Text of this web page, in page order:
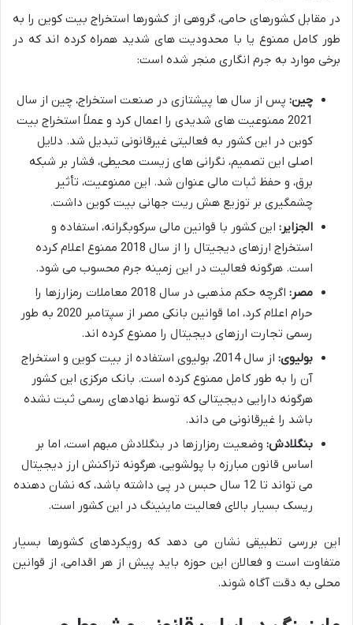
در مقابل کشورهای حامی، گروهی از کشورها استخراج بیت کوین را به
طور کامل ممنوع یا با محدودیت های شدید همراه کرده اند که در
برخی موارد به جرم انگاری منجر شده است:
چین: پس از سال ها پیشتازی در صنعت استخراج، چین از سال
2021 ممنوعیت های شدیدی را اعمال کرد و عملاً استخراج بیت
کوین در این کشور به فعالیتی غیرقانونی تبدیل شد. دلایل
اصلی این تصمیم، نگرانی های زیست محیطی، فشار بر شبکه
برق، و حفظ ثبات مالی عنوان شد. این ممنوعیت، تأثیر
چشمگیری بر توزیع هش ریت جهانی بیت کوین داشت.
الجزایر: این کشور با قوانین مالی سرکوبگرانه، استفاده و
استخراج ارزهای دیجیتال را از سال 2018 ممنوع اعلام کرده
است. هرگونه فعالیت در این زمینه جرم محسوب می شود.
مصر:
اگرچه حکم مذهبی در سال 2018 معاملات رمزارزها را
حرام اعلام کرد، اما قوانین بانکی مصر از سپتامبر 2020 به طور
رسمی تجارت ارزهای دیجیتال را ممنوع کرده اند.
بولیوی:
از سال 2014، بولیوی استفاده از بیت کوین و استخراج
آن را به طور کامل ممنوع کرده است. بانک مرکزی این کشور
هرگونه دارایی دیجیتالی که توسط نهادهای رسمی ثبت نشده
باشد را غیرقانونی می داند.
بنگلادش: وضعیت رمزارزها در بنگلادش مبهم است، اما بر
اساس قانون مبارزه با پولشویی، هرگونه تراکنش ارز دیجیتال
می تواند تا 12 سال حبس در پی داشته باشد، که نشان دهنده
ریسک بسیار بالای فعالیت ماینینگ در این کشور است.
این بررسی تطبیقی نشان می دهد که رویکردهای کشورها بسیار
متفاوت است و فعالان این حوزه باید پیش از هر اقدامی، از قوانین
محلی به دقت آگاه شوند.